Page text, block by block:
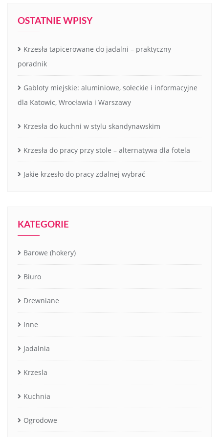
OSTATNIE WPISY
Krzesła tapicerowane do jadalni – praktyczny
poradnik
Gabloty miejskie: aluminiowe, sołeckie i informacyjne
dla Katowic, Wrocławia i Warszawy
Krzesła do kuchni w stylu skandynawskim
Krzesła do pracy przy stole – alternatywa dla fotela
Jakie krzesło do pracy zdalnej wybrać
KATEGORIE
Barowe (hokery)
Biuro
Drewniane
Inne
Jadalnia
Krzesla
Kuchnia
Ogrodowe